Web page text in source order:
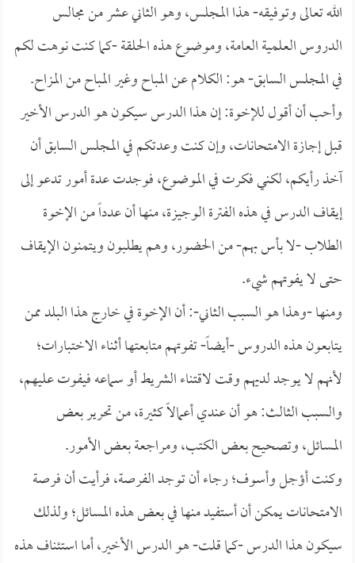
الله تعالى وتوفيقه- هذا المجلس، وهو الثاني عشر من مجالس
الدروس العلمية العامة، وموضوع هذه الحلقة -كما كنت نوهت لكم
في المجلس السابق- هو: الكلام عن المباح وغير المباح من المزاح.
وأحب أن أقول للإخوة: إن هذا الدرس سيكون هو الدرس الأخير
قبل إجازة الامتحانات، وإن كنت وعدتكم في المجلس السابق أن
آخذ رأيكم، لكني فكرت في الموضوع، فوجدت عدة أمور تدعو إلى
إيقاف الدرس في هذه الفترة الوجيزة، منها أن عدداً من الإخوة
الطلاب -لا بأس بهم- من الحضور، وهم يطلبون ويتمنون الإيقاف
حتى لا يفوتهم شيء.
ومنها -وهذا هو السبب الثاني-: أن الإخوة في خارج هذا البلد ممن
يتابعون هذه الدروس -أيضاً- تفوتهم متابعتها أثناء الاختبارات؛
لأنهم لا يوجد لديهم وقت لاقتناء الشريط أو سماعه فيفوت عليهم،
والسبب الثالث: هو أن عندي أعمالاً كثيرة، من تحرير بعض
المسائل، وتصحيح بعض الكتب، ومراجعة بعض الأمور.
وكنت أؤجل وأسوف؛ رجاء أن توجد الفرصة، فرأيت أن فرصة
الامتحانات يمكن أن أستفيد منها في بعض هذه المسائل؛ ولذلك
سيكون هذا الدرس -كما قلت- هو الدرس الأخير، أما استئناف هذه